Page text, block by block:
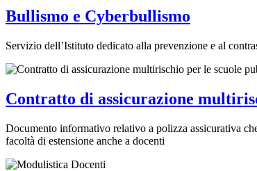
Bullismo e Cyberbullismo
Servizio dell’Istituto dedicato alla prevenzione e al
Contratto di assicurazione
Documento informativo relativo a polizza assicurativa
facoltà di estensione anche a docenti